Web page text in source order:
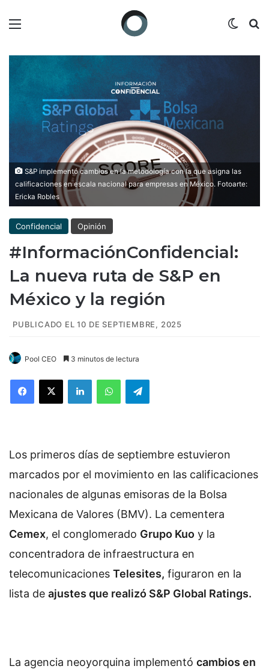
S&P implementó cambios en la metodología con la que asigna las
calificaciones en escala nacional para empresas en México. Fotoarte:
Ericka Robles
Confidencial Opinión
#InformaciónConfidencial:
La nueva ruta de S&P en
México y la región
PUBLICADO EL 10 DE SEPTIEMBRE, 2025
Pool CEO 3 minutos de lectura
Los primeros días de septiembre estuvieron
marcados por el movimiento en las calificaciones
nacionales de algunas emisoras de la Bolsa
Mexicana de Valores (BMV). La cementera
Cemex, el conglomerado Grupo Kuo y la
concentradora de infraestructura en
telecomunicaciones Telesites, figuraron en la
lista de ajustes que realizó S&P Global Ratings.
La agencia neoyorquina implementó cambios en